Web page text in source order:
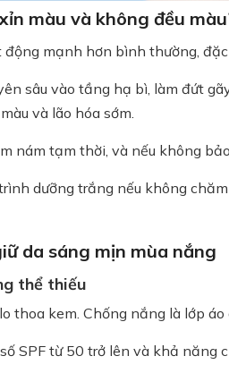
màu và không đều
mạnh hơn bình thường,
sâu vào tầng hạ bì, làm đứt
và lão hóa sớm.
nám tạm thời, và nếu không
dưỡng trắng nếu không
da sáng mịn mùa nắng
thể thiếu
thoa kem. Chống nắng là lớp
SPF từ 50 trở lên và khả năng